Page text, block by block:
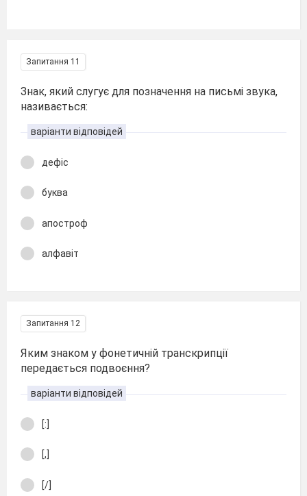
Запитання 11
Знак, який слугує для позначення на письмі звука,
називається:
варіанти відповідей
дефіс
буква
апостроф
алфавіт
Запитання 12
Яким знаком у фонетичній транскрипції
передається подвоєння?
варіанти відповідей
[:]
[,]
[/]